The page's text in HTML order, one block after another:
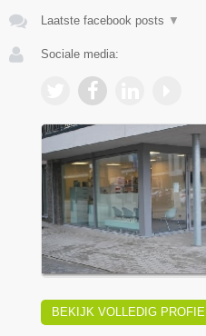
Laatste facebook posts ▼
Sociale media:
BEKIJK VOLLEDIG PROFIEL